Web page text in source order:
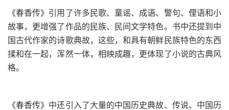
《春香传》引用了许多民歌、童谣、成语、警句、俚语和小
故事，更增强了作品的民族、民间文学特色。书中还提到中
国古代作家的诗歌典故，这些，和具有朝鲜民族特色的东西
揉和在一起，浑然一体，相映成趣，更体现了小说的古典风
格。
《春香传》中还引入了大量的中国历史典故、传说、中国历